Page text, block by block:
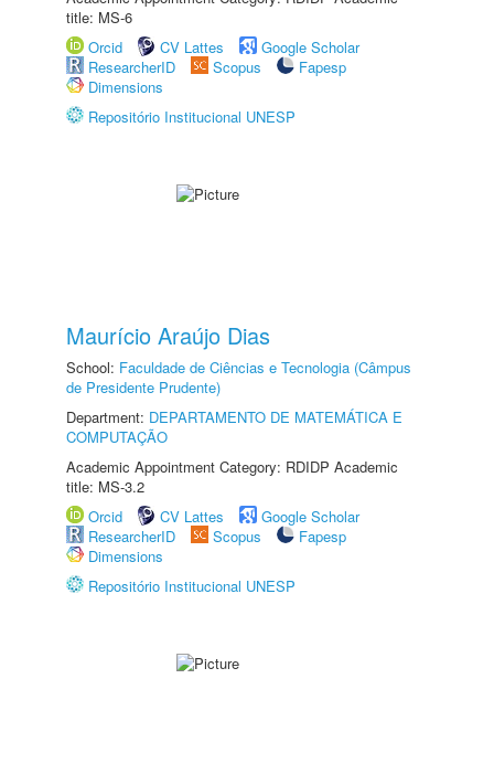
title: MS-6
Orcid
CV Lattes
Google Scholar
ResearcherID
Scopus
Fapesp
Dimensions
Repositório Institucional UNESP
Maurício Araújo Dias
School: Faculdade de Ciências e Tecnologia (Câmpus
de Presidente Prudente)
Department: DEPARTAMENTO DE MATEMÁTICA E
COMPUTAÇÃO
Academic Appointment Category: RDIDP Academic
title: MS-3.2
Orcid
CV Lattes
Google Scholar
ResearcherID
Scopus
Fapesp
Dimensions
Repositório Institucional UNESP